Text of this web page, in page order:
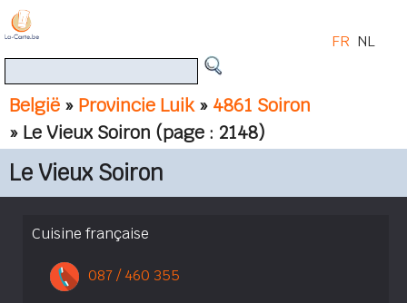
België » Provincie Luik» 4861 Soiron
» Le Vieux Soiron (page : 2148)
FR NL
Le Vieux Soiron
Cuisine française
087 / 460 355